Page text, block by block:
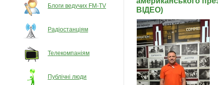
Блоги ведучих FM-TV
Радіостанціям
Телекомпаніям
Публічні люди
ВІДЕО)